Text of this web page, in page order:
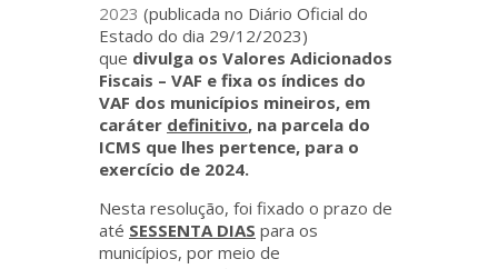
2023 (publicada no Diário Oficial do
Estado do dia 29/12/2023)
que divulga os Valores Adicionados
Fiscais – VAF e fixa os índices do
VAF dos municípios mineiros, em
caráter definitivo, na parcela do
ICMS que lhes pertence, para o
exercício de 2024.
Nesta resolução, foi fixado o prazo de
até SESSENTA DIAS para os
municípios, por meio de